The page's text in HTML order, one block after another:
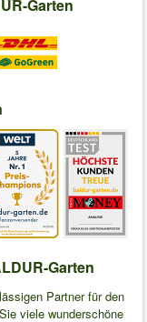
Garten
Garten
Partner für den
viele wunderschöne